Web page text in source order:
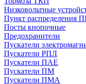
Низковольтные
Пункт распределения
Посты кнопочные
Предохранители
Пускатели
Пускатели РПЛ
Пускатели ПАЕ
Пускатели ПМ
Пускатели ПМА